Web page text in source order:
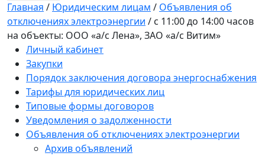
Главная / Юридическим лицам / Объявления об
отключениях электроэнергии / с 11:00 до 14:00 часов
на объекты: ООО «а/с Лена», ЗАО «а/с Витим»
Личный кабинет
Закупки
Порядок заключения договора энергоснабжения
Тарифы для юридических лиц
Типовые формы договоров
Уведомления о задолженности
Объявления об отключениях электроэнергии
Архив объявлений